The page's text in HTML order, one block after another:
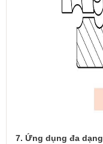
7. Ứng dụng đa dạng